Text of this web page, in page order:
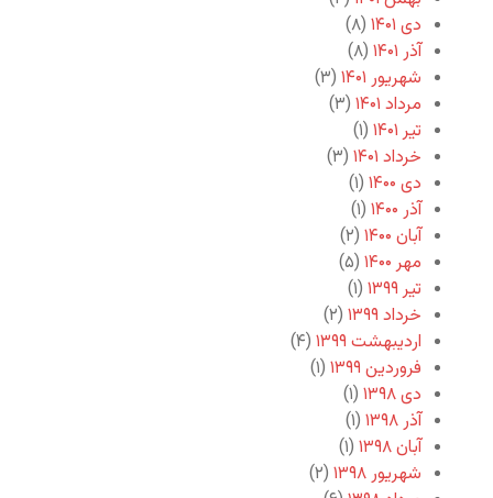
دی ۱۴۰۱
(۸)
آذر ۱۴۰۱
(۸)
شهریور ۱۴۰۱
(۳)
مرداد ۱۴۰۱
(۳)
تیر ۱۴۰۱
(۱)
خرداد ۱۴۰۱
(۳)
دی ۱۴۰۰
(۱)
آذر ۱۴۰۰
(۱)
آبان ۱۴۰۰
(۲)
مهر ۱۴۰۰
(۵)
تیر ۱۳۹۹
(۱)
خرداد ۱۳۹۹
(۲)
اردیبهشت ۱۳۹۹
(۴)
فروردین ۱۳۹۹
(۱)
دی ۱۳۹۸
(۱)
آذر ۱۳۹۸
(۱)
آبان ۱۳۹۸
(۱)
شهریور ۱۳۹۸
(۲)